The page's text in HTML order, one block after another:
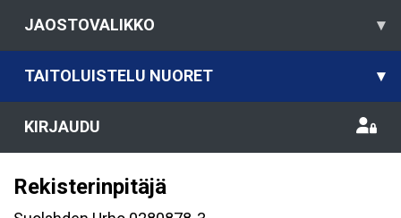
JAOSTOVALIKKO ▾
TAITOLUISTELU NUORET ▾
KIRJAUDU
Rekisterinpitäjä